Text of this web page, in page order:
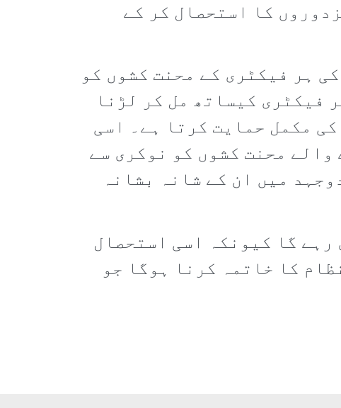
کا استحصال کر کے
ہر فیکٹری کے محنت کشوں کو
فیکٹری کیساتھ مل کر لڑنا
مکمل حمایت کرتا ہے۔ اسی
محنت کشوں کو نوکری سے
میں ان کے شانہ بشانہ
گا کیونکہ اسی استحصال
کا خاتمہ کرنا ہوگا جو